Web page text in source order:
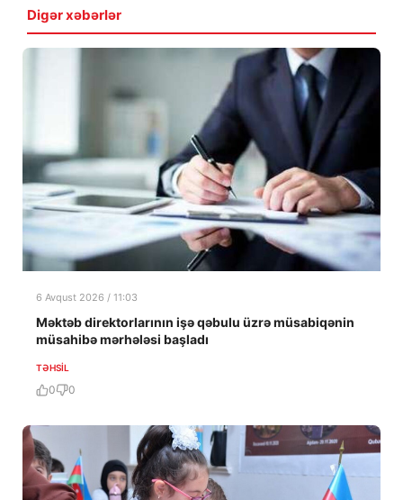
Digər xəbərlər
6 Avqust 2026 / 11:03
Məktəb direktorlarının işə qəbulu üzrə müsabiqənin
müsahibə mərhələsi başladı
TƏHSIL
0 0